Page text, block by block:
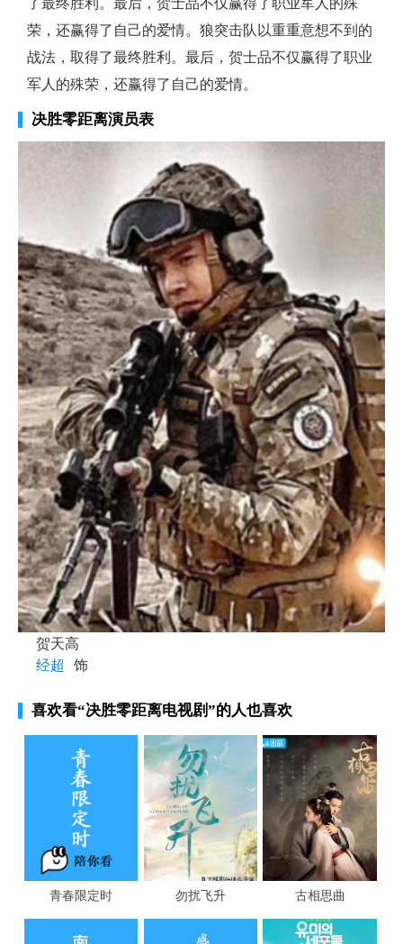
了最终胜利。最后，贺士品不仅赢得了职业军人的殊
荣，还赢得了自己的爱情。狼突击队以重重意想不到的
战法，取得了最终胜利。最后，贺士品不仅赢得了职业
军人的殊荣，还赢得了自己的爱情。
决胜零距离演员表
贺天高
经超 饰
喜欢看“决胜零距离电视剧”的人也喜欢
青春限定时 勿扰飞升 古相思曲